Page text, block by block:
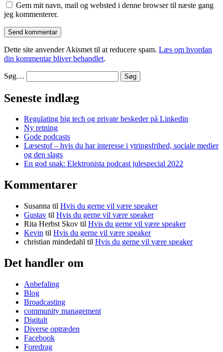
Gem mit navn, mail og websted i denne browser til næste gang
jeg kommenterer.
Dette site anvender Akismet til at reducere spam. Læs om hvordan
din kommentar bliver behandlet.
Søg…
Seneste indlæg
Regulating big tech og private beskeder på Linkedin
Ny retning
Gode podcasts
Læsestof – hvis du har interesse i ytringsfrihed, sociale medier
og den slags
En god snak: Elektronista podcast julespecial 2022
Kommentarer
Susanna til Hvis du gerne vil være speaker
Gustav til Hvis du gerne vil være speaker
Rita Herbst Skov til Hvis du gerne vil være speaker
Kevin til Hvis du gerne vil være speaker
christian mindedahl til Hvis du gerne vil være speaker
Det handler om
Anbefaling
Blog
Broadcasting
community management
Digitalt
Diverse optræden
Facebook
Foredrag